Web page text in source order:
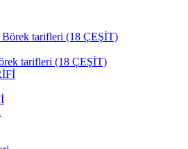
tarifleri (18 ÇEŞİT)